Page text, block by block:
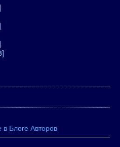
в Блоге Авторов